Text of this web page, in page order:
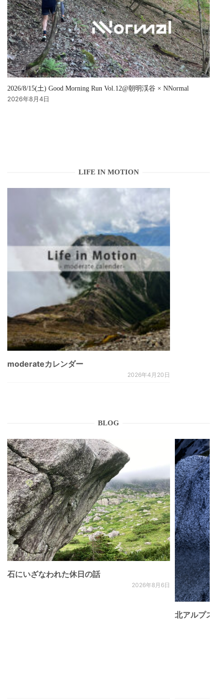
2026/8/15(土) Good Morning Run Vol.12@朝明渓谷 × NNormal
2026年8月4日
LIFE IN MOTION
moderateカレンダー
2026年4月20日
BLOG
石にいざなわれた休日の話
2026年8月6日
北アルプ